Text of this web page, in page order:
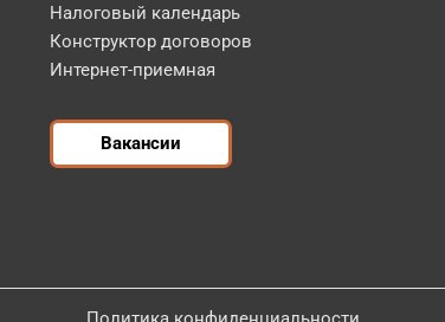
Налоговый календарь
Конструктор договоров
Интернет-приемная
Вакансии